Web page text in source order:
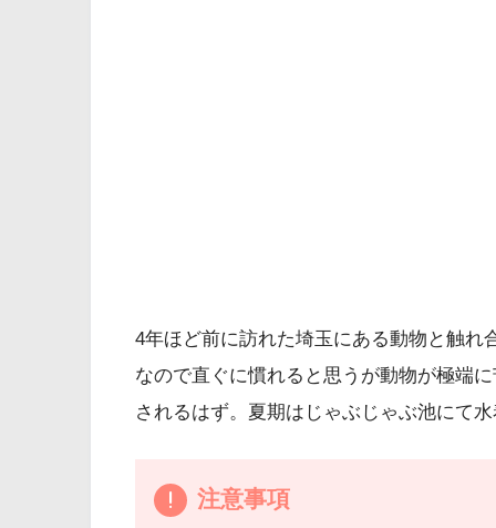
4年ほど前に訪れた埼玉にある動物と触れ
なので直ぐに慣れると思うが動物が極端
されるはず。夏期はじゃぶじゃぶ池にて
注意事項